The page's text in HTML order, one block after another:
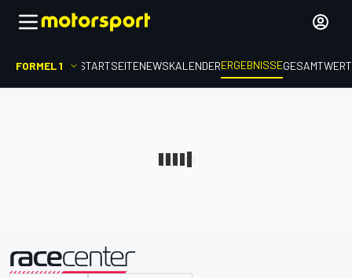
FORMEL 1 STARTSEITENEWSKALENDERERGEBNISSE